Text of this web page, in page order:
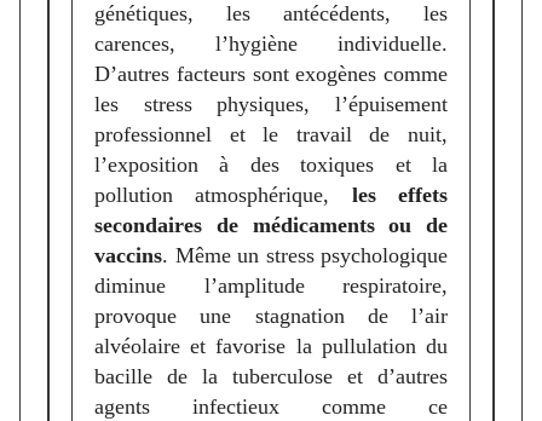
génétiques, les antécédents, les
carences, l’hygiène individuelle.
D’autres facteurs sont exogènes comme
les stress physiques, l’épuisement
professionnel et le travail de nuit,
l’exposition à des toxiques et la
pollution atmosphérique, les effets
secondaires de médicaments ou de
vaccins. Même un stress psychologique
diminue l’amplitude respiratoire,
provoque une stagnation de l’air
alvéolaire et favorise la pullulation du
bacille de la tuberculose et d’autres
agents infectieux comme ce